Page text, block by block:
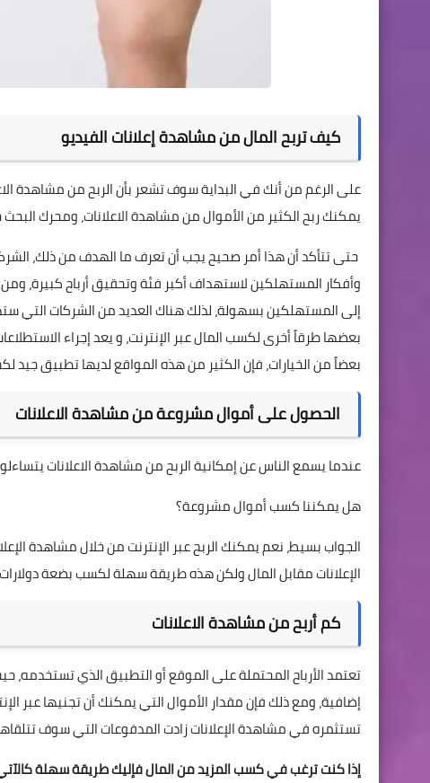
كيف تربح المال من مشاهدة إعلانات الفيديو
على الرغم من أنك في البداية سوف تشعر بأن الربح من مشاهدة
يمكنك ربح الكثير من الأموال من مشاهدة الاعلانات، ومحرك البحث
حتى تتأكد أن هذا أمر صحيح يجب أن تعرف ما الهدف من ذلك،
وأفكار المستهلكين لاستهداف أكبر فئة وتحقيق أرباح كبيرة،
إلى المستهلكين بسهولة، لذلك هناك العديد من الشركات التي
بعضها طرقاً أخرى لكسب المال عبر الإنترنت، و يعد إجراء
بعضاً من الخيارات، فإن الكثير من هذه المواقع لديها تطبيق جيد
الحصول على أموال مشروعة من مشاهدة الاعلانات
عندما يسمع الناس عن إمكانية الربح من مشاهدة الاعلانات
هل يمكننا كسب أموال مشروعة؟
الجواب بسيط، نعم يمكنك الربح عبر الإنترنت من خلال مشاهدة
الإعلانات مقابل المال ولكن هذه طريقة سهلة لكسب بضعة
كم أربح من مشاهدة الاعلانات
تعتمد الأرباح المحتملة على الموقع أو التطبيق الذي
إضافية، ومع ذلك فإن مقدار الأموال التي يمكنك أن تجنيها عبر
تستثمره في مشاهدة الإعلانات زادت المدفوعات التي سوف
إذا كنت ترغب في كسب المزيد من المال فإليك طريقة سهلة